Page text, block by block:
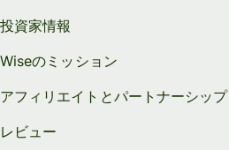
投資家情報
Wiseのミッション
アフィリエイトとパートナーシップ
レビュー